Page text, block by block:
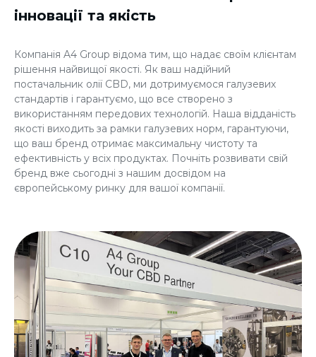
інновації та якість
Компанія A4 Group відома тим, що надає своїм клієнтам
рішення найвищої якості. Як ваш надійний
постачальник олії CBD, ми дотримуємося галузевих
стандартів і гарантуємо, що все створено з
використанням передових технологій. Наша відданість
якості виходить за рамки галузевих норм, гарантуючи,
що ваш бренд отримає максимальну чистоту та
ефективність у всіх продуктах. Почніть розвивати свій
бренд вже сьогодні з нашим досвідом на
європейському ринку для вашої компанії.